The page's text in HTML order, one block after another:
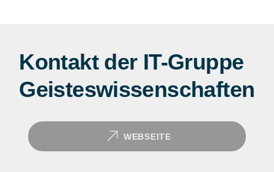
Kontakt der IT-Gruppe
Geistes­wissenschaften
WEBSEITE